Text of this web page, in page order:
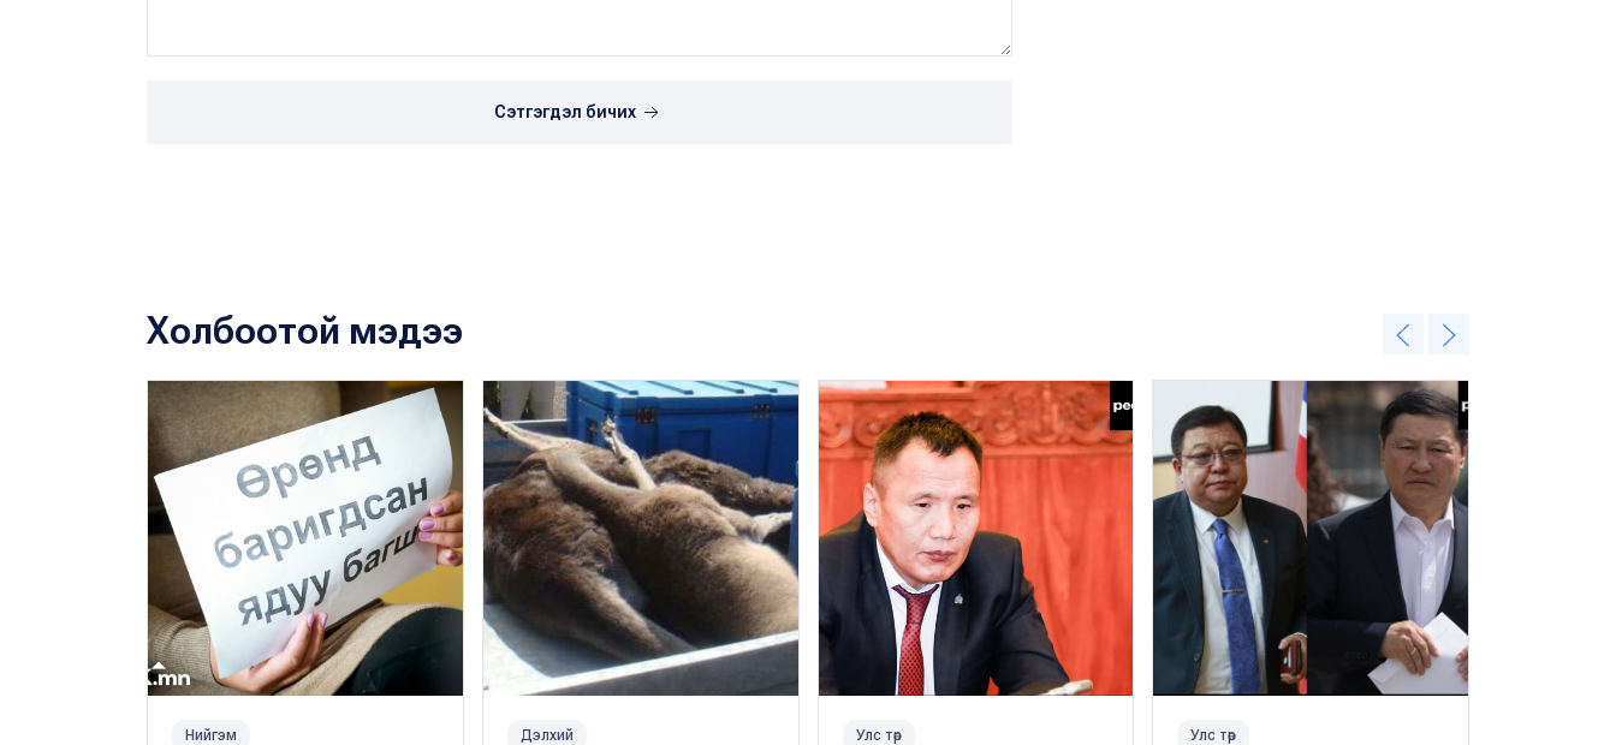
Сэтгэгдэл бичих
Холбоотой мэдээ
Нийгэм Дэлхий Улс төр Улс төр